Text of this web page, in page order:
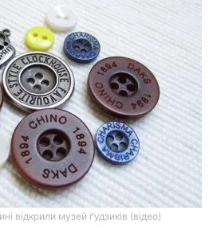
відкрили музей ґудзиків (відео)